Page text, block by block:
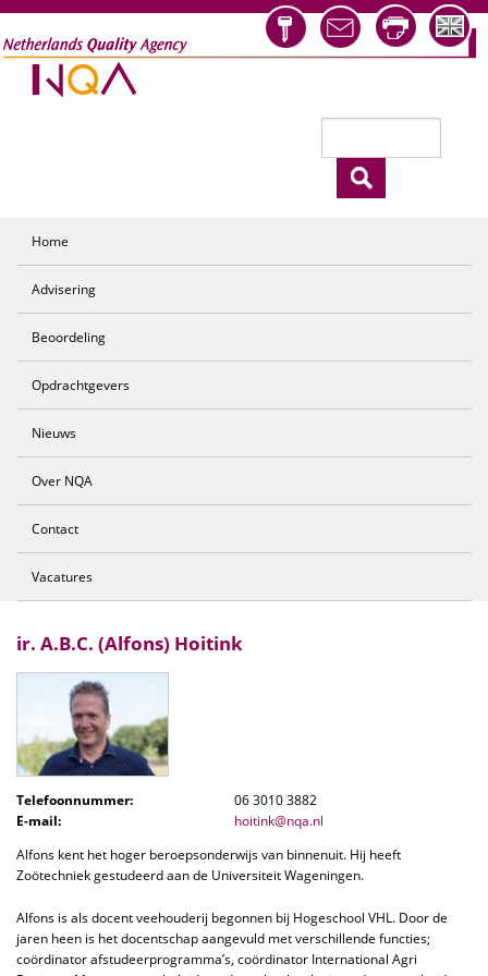
Overslaan en naar de inhoud gaan
Home
Advisering
Beoordeling
Opdrachtgevers
Nieuws
Over NQA
Contact
Vacatures
ir. A.B.C. (Alfons) Hoitink
Telefoonnummer:
06 3010 3882
E-mail:
hoitink@nqa.nl
Alfons kent het hoger beroepsonderwijs van binnenuit. Hij heeft
Zoötechniek gestudeerd aan de Universiteit Wageningen.
Alfons is als docent veehouderij begonnen bij Hogeschool VHL. Door de
jaren heen is het docentschap aangevuld met verschillende functies;
coördinator afstudeerprogramma’s, coördinator International Agri